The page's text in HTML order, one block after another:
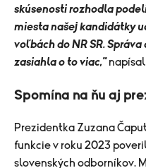
skúsenosti rozhodla
miesta našej kandidátky
voľbách do NR SR.
zasiahla o to viac,"
Spomína na ňu aj
Prezidentka Zuzana
funkcie v roku 2023
slovenských odborníkov.